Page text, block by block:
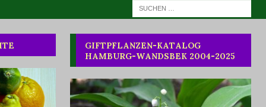
GIFTPFLANZEN-KATALOG
HAMBURG-WANDSBEK 2004-2025